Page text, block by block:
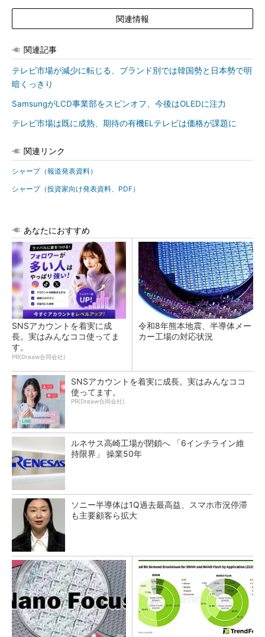
関連情報
関連記事
テレビ市場が減少に転じる、ブランド別では韓国勢と日本勢で明
暗くっきり
SamsungがLCD事業部をスピンオフ、今後はOLEDに注力
テレビ市場は既に成熟、期待の有機ELテレビは価格が課題に
関連リンク
シャープ（報道発表資料）
シャープ（投資家向け発表資料、PDF）
あなたにおすすめ
SNSアカウントを着実に成
長。実はみんなココ使ってま
す。
PR(Dreaw合同会社)
令和8年熊本地震、半導体メー
カー工場の対応状況
SNSアカウントを着実に成長。実はみんなココ
使ってます。
PR(Dreaw合同会社)
ルネサス高崎工場が閉鎖へ 「6インチライン維
持限界」 操業50年
ソニー半導体は1Q過去最高益、スマホ市況停滞
も主要顧客ら拡大